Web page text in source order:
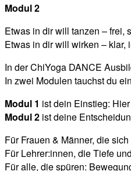
Modul 2
Etwas in dir will tanzen – frei,
Etwas in dir will wirken – klar,
In der ChiYoga DANCE
In zwei Modulen tauchst du
Modul 1 ist dein Einstieg:
Modul 2 ist deine
Für Frauen & Männer, die
Für Lehrer:innen, die Tiefe
Für alle, die spüren: